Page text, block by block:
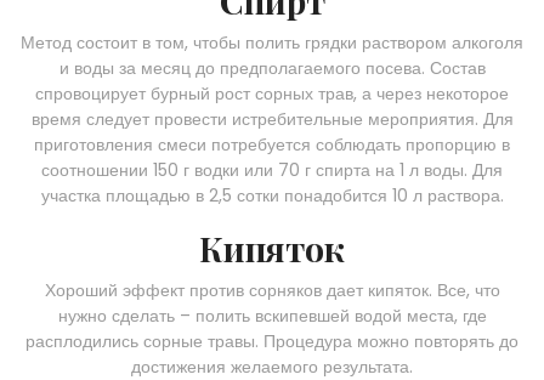
Метод состоит в том, чтобы полить грядки раствором алкоголя
и воды за месяц до предполагаемого посева. Состав
спровоцирует бурный рост сорных трав, а через некоторое
время следует провести истребительные мероприятия. Для
приготовления смеси потребуется соблюдать пропорцию в
соотношении 150 г водки или 70 г спирта на 1 л воды. Для
участка площадью в 2,5 сотки понадобится 10 л раствора.
Кипяток
Хороший эффект против сорняков дает кипяток. Все, что
нужно сделать – полить вскипевшей водой места, где
расплодились сорные травы. Процедура можно повторять до
достижения желаемого результата.